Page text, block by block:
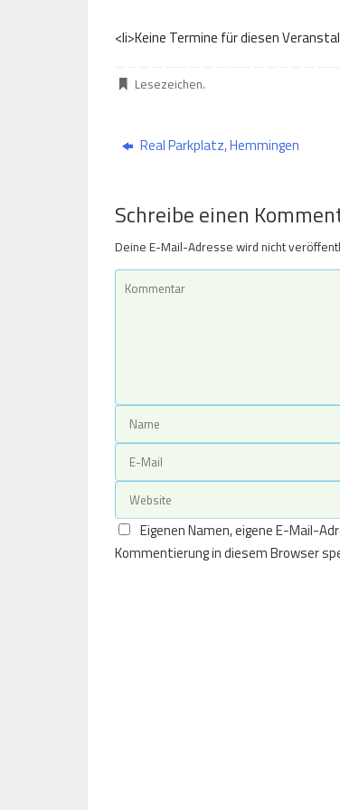
<li>Keine Termine für diesen
Lesezeichen.
Real Parkplatz, Hemmingen
Schreibe einen
Deine E-Mail-Adresse wird nicht
Eigenen Namen, eigene E-Mail-
Kommentierung in diesem Browser